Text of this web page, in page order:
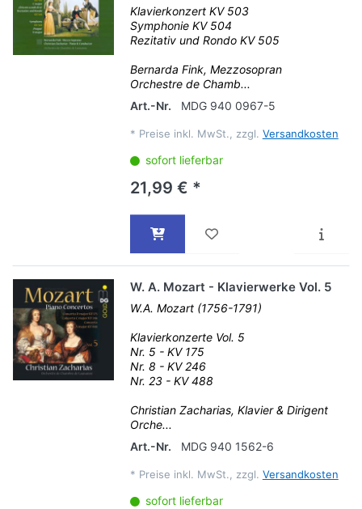
Klavierkonzert KV 503
Symphonie KV 504
Rezitativ und Rondo KV 505
Bernarda Fink, Mezzosopran
Orchestre de Chamb...
Art.-Nr.
MDG 940 0967-5
* Preise inkl. MwSt., zzgl. Versandkosten
sofort lieferbar
21,99 € *
W. A. Mozart - Klavierwerke Vol. 5
W.A. Mozart (1756-1791)
Klavierkonzerte Vol. 5
Nr. 5 - KV 175
Nr. 8 - KV 246
Nr. 23 - KV 488
Christian Zacharias, Klavier & Dirigent
Orche...
Art.-Nr.
MDG 940 1562-6
* Preise inkl. MwSt., zzgl. Versandkosten
sofort lieferbar